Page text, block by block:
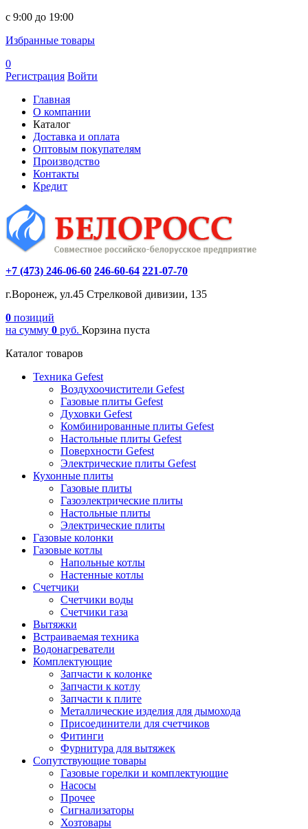
c 9:00 до 19:00
Избранные товары
0
Регистрация Войти
Главная
О компании
Каталог
Доставка и оплата
Оптовым покупателям
Производство
Контакты
Кредит
+7 (473) 246-06-60 246-60-64 221-07-70
г.Воронеж, ул.45 Стрелковой дивизии, 135
0 позиций
на сумму 0 руб. Корзина пуста
Каталог товаров
Техника Gefest
Воздухоочистители Gefest
Газовые плиты Gefest
Духовки Gefest
Комбинированные плиты Gefest
Настольные плиты Gefest
Поверхности Gefest
Электрические плиты Gefest
Кухонные плиты
Газовые плиты
Газоэлектрические плиты
Настольные плиты
Электрические плиты
Газовые колонки
Газовые котлы
Напольные котлы
Настенные котлы
Счетчики
Счетчики воды
Счетчики газа
Вытяжки
Встраиваемая техника
Водонагреватели
Комплектующие
Запчасти к колонке
Запчасти к котлу
Запчасти к плите
Металлические изделия для дымохода
Присоединители для счетчиков
Фитинги
Фурнитура для вытяжек
Сопутствующие товары
Газовые горелки и комплектующие
Насосы
Прочее
Сигнализаторы
Хозтовары